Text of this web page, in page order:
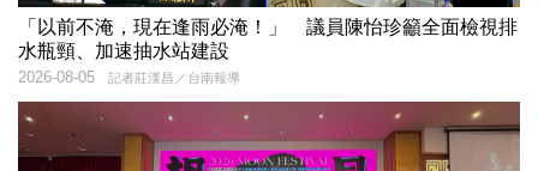
「以前不淹，現在逢雨必淹！」 議員陳怡珍籲全面檢視排
水瓶頸、加速抽水站建設
記者莊漢昌／台南報導
2026-08-05